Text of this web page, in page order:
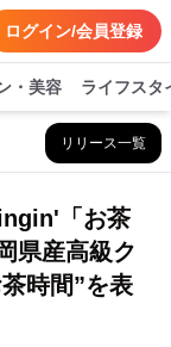
ログイン/会員登録
・美容 ライフスタ
リリース一覧
「お茶
県産高級ク
時間”を表